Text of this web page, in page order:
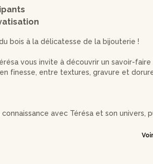
bois à la délicatesse de la bijouterie !
vous invite à découvrir un savoir-faire
finesse, entre textures, gravure et
avec Térésa et son univers,